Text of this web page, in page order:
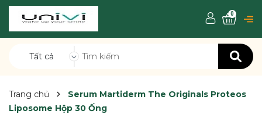
Tất cả
0
Trang chủ
Serum Martiderm The Originals Proteos
Liposome Hộp 30 Ống